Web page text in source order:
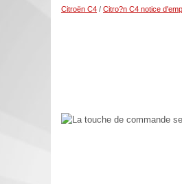
Citroën C4 / Citro?n C4 notice